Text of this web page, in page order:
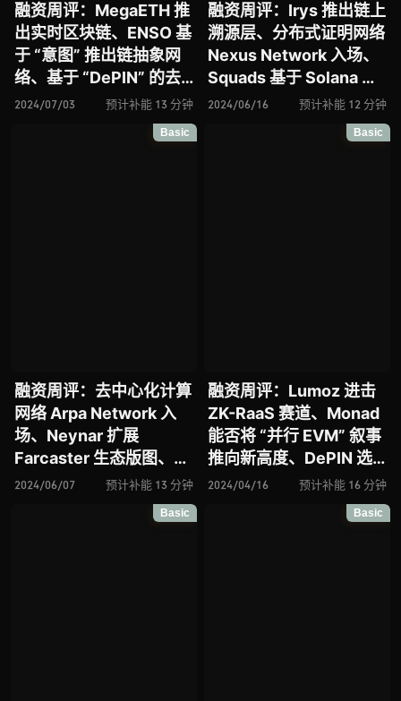
融资周评：MegaETH 推
出实时区块链、ENSO 基
于 “意图” 推出链抽象网
络、基于 “DePIN” 的去
中心化 ZK 证明网络
NovaNet 入场、论 RaaS
基础设施 Conduit、
2024/07/03 预计补能 13 分钟
融资周评：Irys 推出链上
溯源层、分布式证明网络
Nexus Network 入场、
Squads 基于 Solana 推
出多签协议、Zyfi 面向
zkSync 推出账户抽象解
决方案、Ink Finance 进
2024/06/16 预计补能 12 分钟
Basic
融资周评：去中心化计算
网络 Arpa Network 入
场、Neynar 扩展
Farcaster 生态版图、
Mint 推出面向于 NFT 赛
道的以太坊 L2 网络、基
于 FHE 的以太坊 Layer2
2024/06/07 预计补能 13 分钟
Basic
融资周评：Lumoz 进击
ZK-RaaS 赛道、Monad
能否将 “并行 EVM” 叙事
推向新高度、DePIN 选
手 Uplink 推出去中心化
无线网络、基于 “意图”
的跨链拍卖协议 Mayan
2024/04/16 预计补能 16 分钟
Basic Basic